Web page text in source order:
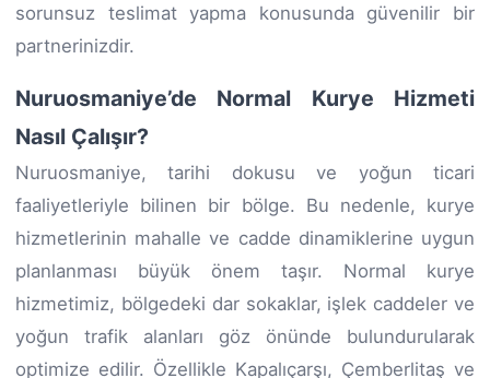
sorunsuz teslimat yapma konusunda güvenilir bir
partnerinizdir.
Nuruosmaniye’de Normal Kurye Hizmeti
Nasıl Çalışır?
Nuruosmaniye, tarihi dokusu ve yoğun ticari
faaliyetleriyle bilinen bir bölge. Bu nedenle, kurye
hizmetlerinin mahalle ve cadde dinamiklerine uygun
planlanması büyük önem taşır. Normal kurye
hizmetimiz, bölgedeki dar sokaklar, işlek caddeler ve
yoğun trafik alanları göz önünde bulundurularak
optimize edilir. Özellikle Kapalıçarşı, Çemberlitaş ve